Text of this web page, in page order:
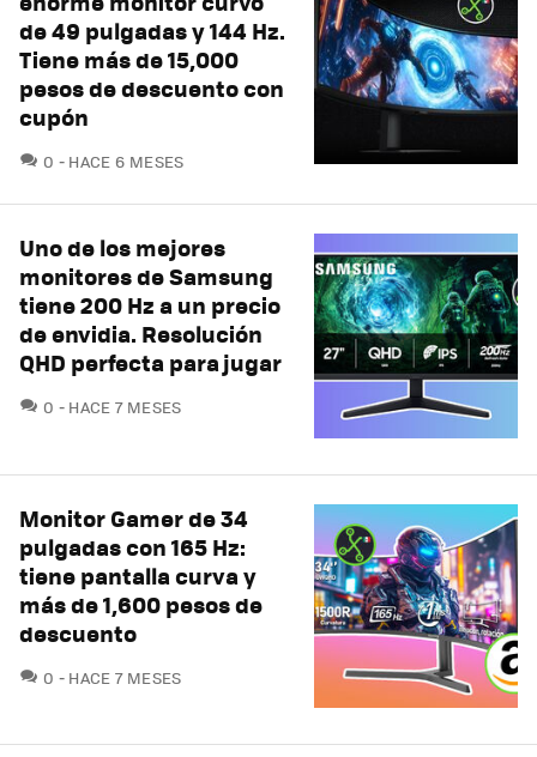
de 49 pulgadas y 144 Hz.
Tiene más de 15,000
pesos de descuento con
cupón
0 COMENTARIOS
HACE 6 MESES
Uno de los mejores
monitores de Samsung
tiene 200 Hz a un precio
de envidia. Resolución
QHD perfecta para jugar
0 COMENTARIOS
HACE 7 MESES
Monitor Gamer de 34
pulgadas con 165 Hz:
tiene pantalla curva y
más de 1,600 pesos de
descuento
0 COMENTARIOS
HACE 7 MESES